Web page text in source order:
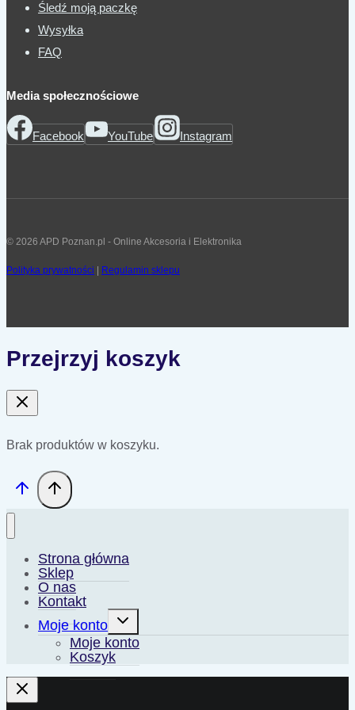
Śledź moją paczkę
Wysyłka
FAQ
Media społecznościowe
Facebook YouTube Instagram
© 2026 APD Poznan.pl - Online Akcesoria i Elektronika
Polityka prywatności | Regulamin sklepu
Przejrzyj koszyk
Brak produktów w koszyku.
Strona główna
Sklep
O nas
Kontakt
Moje konto
Przełącz
podrzędne
Moje konto
Koszyk